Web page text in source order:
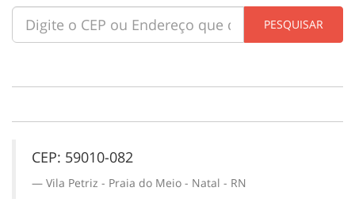
CEP: 59010-082
Vila Petriz - Praia do Meio - Natal - RN